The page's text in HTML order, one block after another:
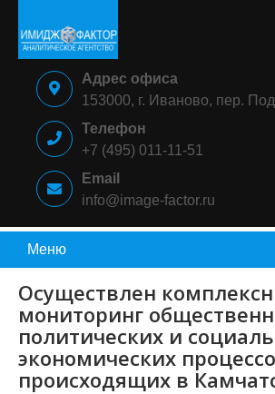
content
ИМИДЖ-
ФАКТОР
Аналитическое
агентство
Адрес офиса
153000, г. Иваново, пер.
Телефон
+7 (495) 011-11-51
Email
info@image-factor.ru
Меню
Осуществлен
мониторинг
политических и
экономических
происходящих в